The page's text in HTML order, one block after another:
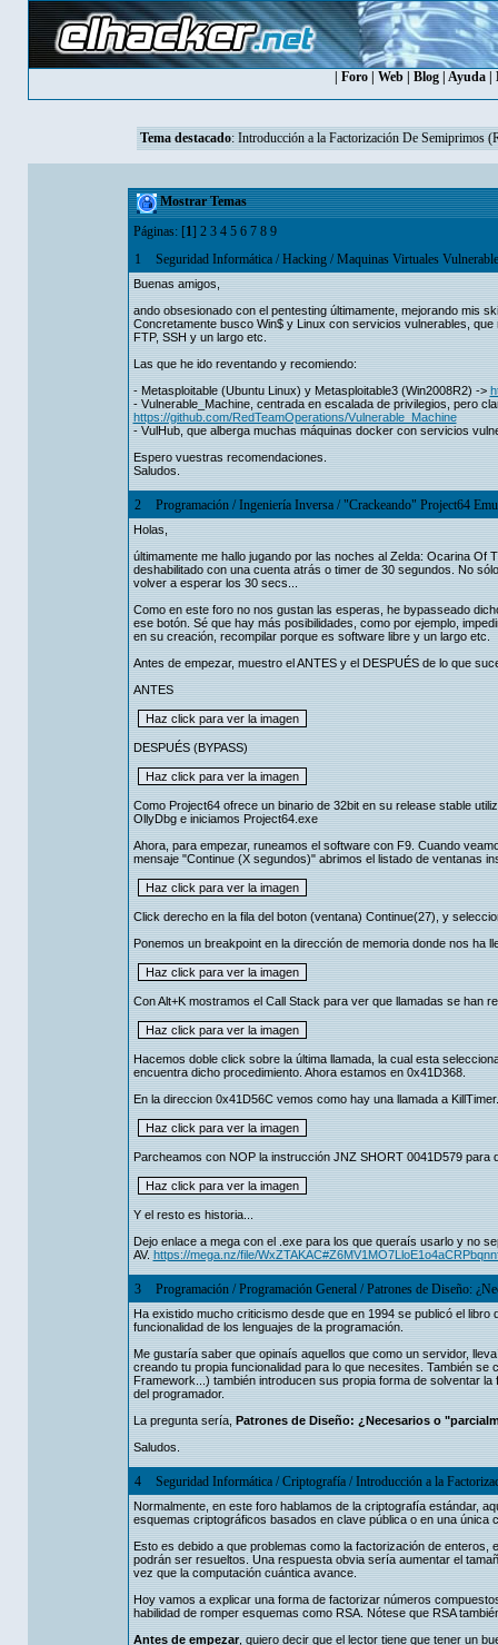
Foro Web Blog Ayuda
Tema destacado: Introducción a la Factorización De Semiprimos
Mostrar Temas
Páginas: [1] 2 3 4 5 6 7 8 9
1
Seguridad Informática/Hacking/Maquinas Virtuales
Buenas amigos,
ando obsesionado con el pentesting últimamente, mejorando mis
Concretamente busco Win$ y Linux con servicios vulnerables,
FTP, SSH y un largo etc.
Las que he ido reventando y recomiendo:
- Metasploitable (Ubuntu Linux) y Metasploitable3 (Win2008R2) ->
- Vulnerable_Machine, centrada en escalada de privilegios, pero
https://github.com/RedTeamOperations/Vulnerable_Machine
- VulHub, que alberga muchas máquinas docker con servicios
Espero vuestras recomendaciones.
Saludos.
2 Programación/Ingeniería Inversa/"Crackeando" Project64
Holas,
últimamente me hallo jugando por las noches al Zelda: Ocarina Of
deshabilitado con una cuenta atrás o timer de 30 segundos. No
volver a esperar los 30 secs...
Como en este foro no nos gustan las esperas, he bypasseado
ese botón. Sé que hay más posibilidades, como por ejemplo,
en su creación, recompilar porque es software libre y un largo etc.
Antes de empezar, muestro el ANTES y el DESPUÉS de lo que
ANTES
DESPUÉS (BYPASS)
Como Project64 ofrece un binario de 32bit en su release stable
OllyDbg e iniciamos Project64.exe
Ahora, para empezar, runeamos el software con F9. Cuando
mensaje "Continue (X segundos)" abrimos el listado de ventanas
Click derecho en la fila del boton (ventana) Continue(27), y
Ponemos un breakpoint en la dirección de memoria donde nos ha
Con Alt+K mostramos el Call Stack para ver que llamadas se han
Hacemos doble click sobre la última llamada, la cual esta
encuentra dicho procedimiento. Ahora estamos en 0x41D368.
En la direccion 0x41D56C vemos como hay una llamada a
Parcheamos con NOP la instrucción JNZ SHORT 0041D579 para
Y el resto es historia...
Dejo enlace a mega con el .exe para los que queraís usarlo y no
AV. https://mega.nz/file/
3 Programación/Programación General/Patrones de Diseño:
Ha existido mucho criticismo desde que en 1994 se publicó el
funcionalidad de los lenguajes de la programación.
Me gustaría saber que opinaís aquellos que como un servidor,
creando tu propia funcionalidad para lo que necesites. También
Framework...) también introducen sus propia forma de solventar
del programador.
La pregunta sería, Patrones de Diseño: ¿Necesarios o
Saludos.
4 Seguridad Informática/Criptografía/Introducción a la
Normalmente, en este foro hablamos de la criptografía estándar,
esquemas criptográficos basados en clave pública o en una
Esto es debido a que problemas como la factorización de
podrán ser resueltos. Una respuesta obvia sería aumentar el
vez que la computación cuántica avance.
Hoy vamos a explicar una forma de factorizar números
habilidad de romper esquemas como RSA. Nótese que RSA
Antes de empezar, quiero decir que el lector tiene que tener un